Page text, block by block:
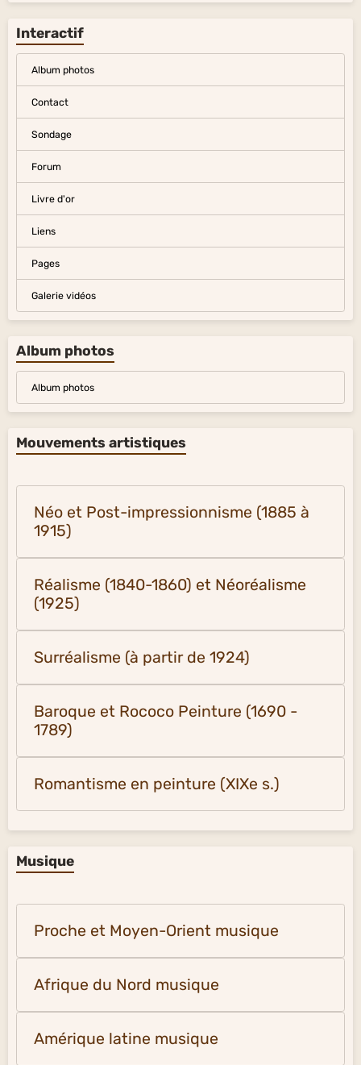
Interactif
Album photos
Contact
Sondage
Forum
Livre d'or
Liens
Pages
Galerie vidéos
Album photos
Album photos
Mouvements artistiques
Néo et Post-impressionnisme (1885 à
1915)
Réalisme (1840-1860) et Néoréalisme
(1925)
Surréalisme (à partir de 1924)
Baroque et Rococo Peinture (1690 -
1789)
Romantisme en peinture (XIXe s.)
Musique
Proche et Moyen-Orient musique
Afrique du Nord musique
Amérique latine musique